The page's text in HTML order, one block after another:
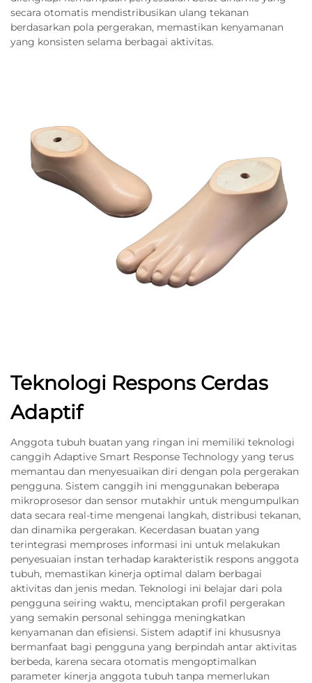
secara otomatis mendistribusikan ulang tekanan
berdasarkan pola pergerakan, memastikan kenyamanan
yang konsisten selama berbagai aktivitas.
Teknologi Respons Cerdas
Adaptif
Anggota tubuh buatan yang ringan ini memiliki teknologi
canggih Adaptive Smart Response Technology yang terus
memantau dan menyesuaikan diri dengan pola pergerakan
pengguna. Sistem canggih ini menggunakan beberapa
mikroprosesor dan sensor mutakhir untuk mengumpulkan
data secara real-time mengenai langkah, distribusi tekanan,
dan dinamika pergerakan. Kecerdasan buatan yang
terintegrasi memproses informasi ini untuk melakukan
penyesuaian instan terhadap karakteristik respons anggota
tubuh, memastikan kinerja optimal dalam berbagai
aktivitas dan jenis medan. Teknologi ini belajar dari pola
pengguna seiring waktu, menciptakan profil pergerakan
yang semakin personal sehingga meningkatkan
kenyamanan dan efisiensi. Sistem adaptif ini khususnya
bermanfaat bagi pengguna yang berpindah antar aktivitas
berbeda, karena secara otomatis mengoptimalkan
parameter kinerja anggota tubuh tanpa memerlukan